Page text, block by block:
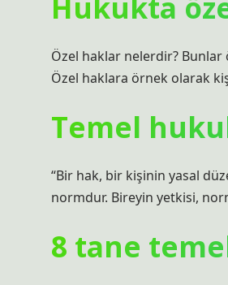
Özel haklar nelerdir? Bunlar
Özel haklara örnek olarak
Temel
“Bir hak, bir kişinin yasal
normdur. Bireyin yetkisi,
8 tane